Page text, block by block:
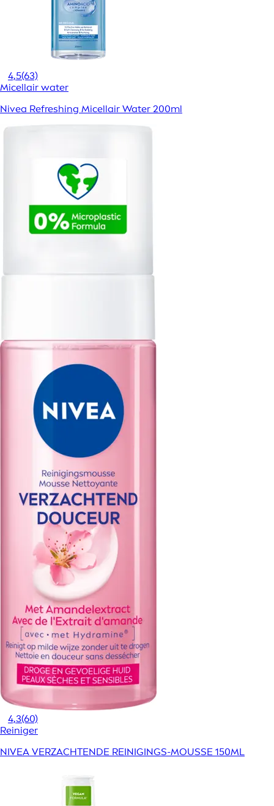
4,5(63)
Micellair water
Nivea Refreshing Micellair Water 200ml
4,3(60)
Reiniger
NIVEA VERZACHTENDE REINIGINGS-MOUSSE 150ML